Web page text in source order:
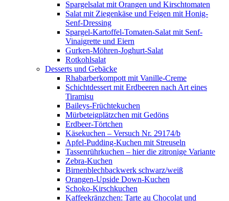
Spargelsalat mit Orangen und Kirschtomaten
Salat mit Ziegenkäse und Feigen mit Honig-
Senf-Dressing
Spargel-Kartoffel-Tomaten-Salat mit Senf-
Vinaigrette und Eiern
Gurken-Möhren-Joghurt-Salat
Rotkohlsalat
Desserts und Gebäcke
Rhabarberkompott mit Vanille-Creme
Schichtdessert mit Erdbeeren nach Art eines
Tiramisu
Baileys-Früchtekuchen
Mürbeteigplätzchen mit Gedöns
Erdbeer-Törtchen
Käsekuchen – Versuch Nr. 29174/b
Apfel-Pudding-Kuchen mit Streuseln
Tassenrührkuchen – hier die zitronige Variante
Zebra-Kuchen
Birnenblechbackwerk schwarz/weiß
Orangen-Upside Down-Kuchen
Schoko-Kirschkuchen
Kaffeekränzchen: Tarte au Chocolat und